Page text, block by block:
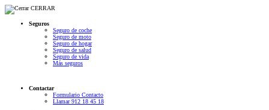
CERRAR
Seguros
Seguro de coche
Seguro de moto
Seguro de hogar
Seguro de salud
Seguro de vida
Más seguros
Contactar
Formulario Contacto
Llamar 912 18 45 18